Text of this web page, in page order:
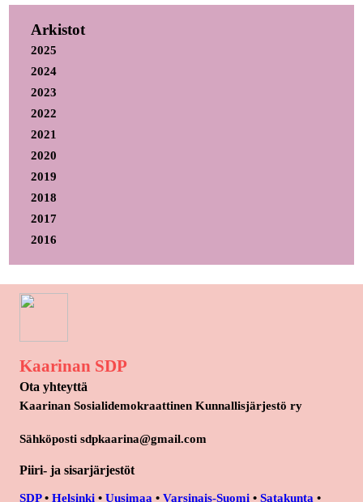
Arkistot
2025
2024
2023
2022
2021
2020
2019
2018
2017
2016
Kaarinan SDP
Ota yhteyttä
Kaarinan Sosialidemokraattinen Kunnallisjärjestö ry
Sähköposti sdpkaarina@gmail.com
Piiri- ja sisarjärjestöt
SDP• Helsinki • Uusimaa • Varsinais-Suomi • Satakunta •